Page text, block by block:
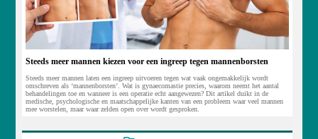
Steeds meer mannen kiezen voor een ingreep tegen mannenborsten
Steeds meer mannen laten een ingreep uitvoeren tegen wat vaak ongemakkelijk wordt
omschreven als ‘mannenborsten’. Wat is gynaecomastie precies, waarom neemt het aantal
behandelingen toe en wanneer is een operatie echt aangewezen? Dit artikel duikt in de
medische, psychologische en maatschappelijke kanten van een probleem waar veel mannen
mee worstelen, maar waar zelden open over wordt gesproken.